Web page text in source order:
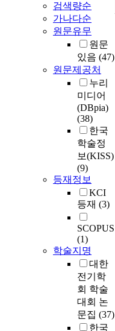
검색량순
가나다순
원문유무
원문
있음 (47)
원문제공처
누리
미디어
(DBpia)
(38)
한국
학술정
보(KISS)
(9)
등재정보
KCI
등재 (3)
SCOPUS
(1)
학술지명
대한
전기학
회 학술
대회 논
문집 (37)
한국